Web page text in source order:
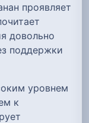
проявляет
довольно
поддержки
уровнем
к